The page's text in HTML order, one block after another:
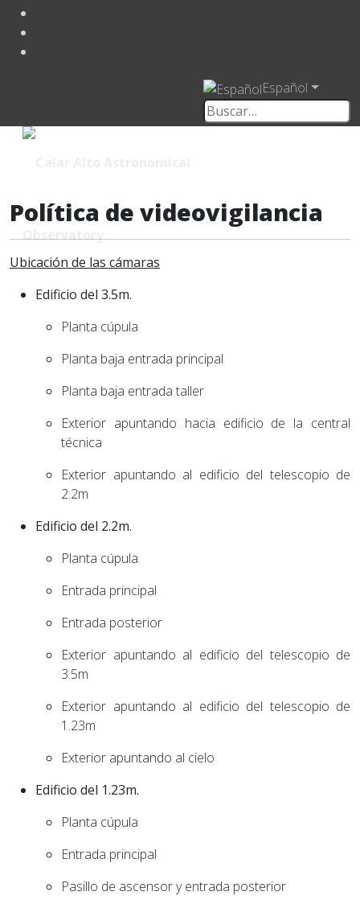
Español
Política de videovigilancia
Ubicación de las cámaras
Edificio del 3.5m.
Planta cúpula
Planta baja entrada principal
Planta baja entrada taller
Exterior apuntando hacia edificio de la central
técnica
Exterior apuntando al edificio del telescopio de
2.2m
Edificio del 2.2m.
Planta cúpula
Entrada principal
Entrada posterior
Exterior apuntando al edificio del telescopio de
3.5m
Exterior apuntando al edificio del telescopio de
1.23m
Exterior apuntando al cielo
Edificio del 1.23m.
Planta cúpula
Entrada principal
Pasillo de ascensor y entrada posterior